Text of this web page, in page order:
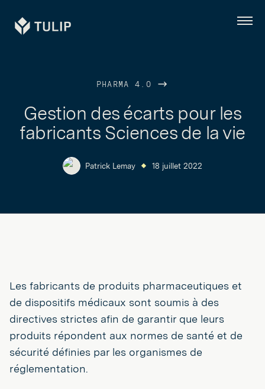
Tulip Menu
PHARMA 4.0
Gestion des écarts pour les
fabricants Sciences de la vie
Patrick Lemay 18 juillet 2022
Les fabricants de produits pharmaceutiques et
de dispositifs médicaux sont soumis à des
directives strictes afin de garantir que leurs
produits répondent aux normes de santé et de
sécurité définies par les organismes de
réglementation.